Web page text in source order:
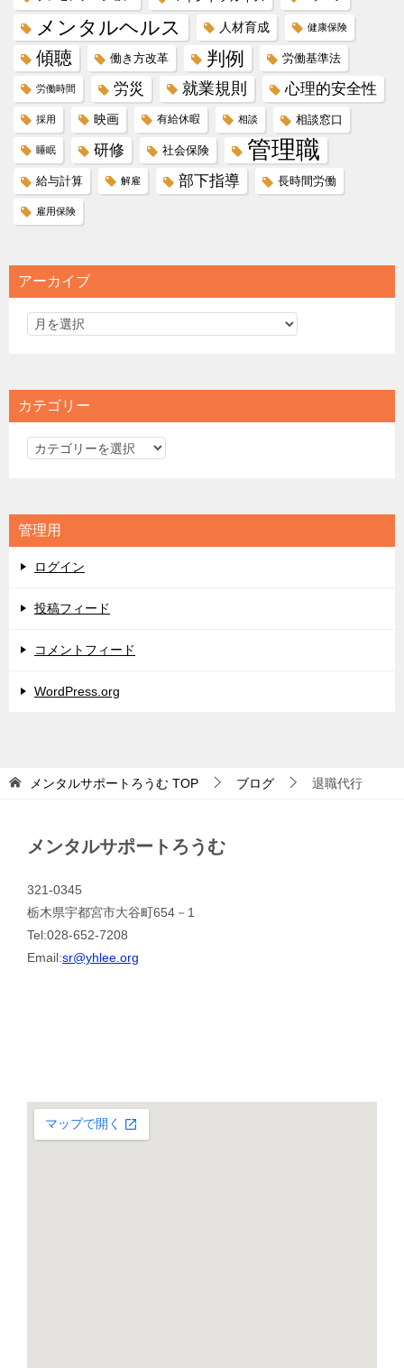
メンタルヘルス 人材育成 健康保険
傾聴 働き方改革 判例 労働基準法
労働時間 労災 就業規則 心理的安全性
採用 映画 有給休暇 相談 相談窓口
睡眠 研修 社会保険 管理職
給与計算 解雇 部下指導 長時間労働
雇用保険
アーカイブ
カテゴリー
カ
リ
ー
管理用
ログイン
投稿フィード
コメントフィード
WordPress.org
メンタルサポートろうむ TOP ブログ 退職代行
メンタルサポートろうむ
321-0345
栃木県宇都宮市大谷町654－1
Tel:028-652-7208
Email:sr@yhlee.org